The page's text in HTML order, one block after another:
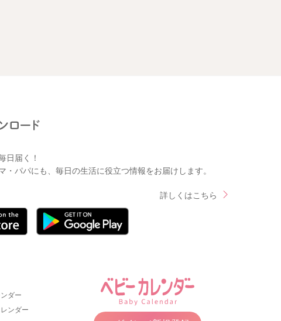
日届く！
パパにも、毎日の生活に役立つ情報をお届けします。
詳しくはこちら
ダー
ンダー